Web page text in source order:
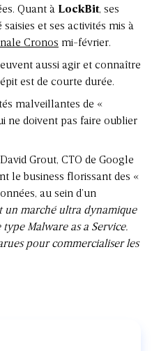
Quant à LockBit, ses
et ses activités mis à
Cronos mi-février.
aussi agir et connaître
est de courte durée.
malveillantes de «
ne doivent pas faire oublier
Grout, CTO de Google
le business florissant des «
au sein d’un
un marché ultra dynamique
Malware as a Service.
pour commercialiser les